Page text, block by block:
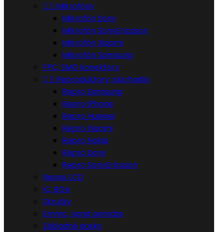
  Mikrofóny
Mikrofón Sony
Mikrofón SonyEricsson
Mikrofón Xiaomi
Mikrofón Samsung
FPC, SMD konektory
  Reproduktory, slúchadla
Repro Samsung
Repro iPhone
Repro Huawei
Repro Xiaomi
Repro Nokia
Repro Sony
Repro SonyEricsson
Repas LCD
IC, BGA
Skrutky
Emmc, nand pamäte
Základné dosky